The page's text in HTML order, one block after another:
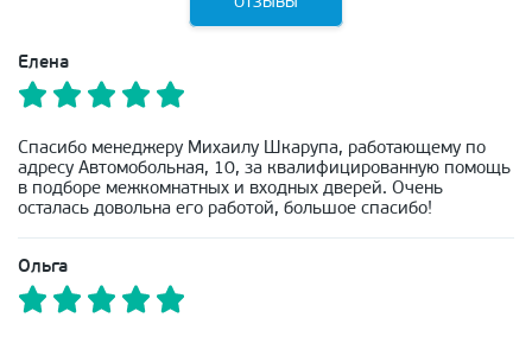
ОТЗЫВЫ
Елена
Спасибо менеджеру Михаилу Шкарупа, работающему по
адресу Автомобольная, 10, за квалифицированную помощь
в подборе межкомнатных и входных дверей. Очень
осталась довольна его работой, большое спасибо!
Ольга